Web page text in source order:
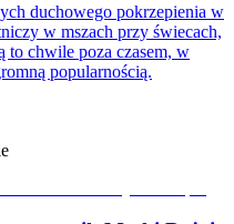
duchowego pokrzepienia w
w mszach przy świecach,
to chwile poza czasem, w
popularnością.